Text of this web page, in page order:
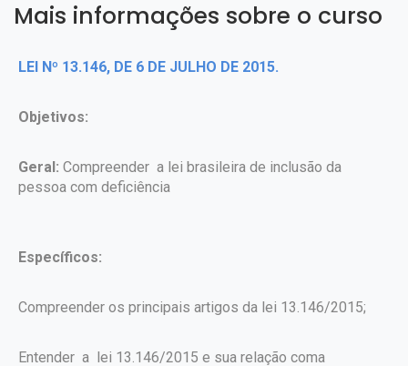
Mais informações sobre o curso
LEI Nº 13.146, DE 6 DE JULHO DE 2015.
Objetivos:
Geral: Compreender a lei brasileira de inclusão da
pessoa com deficiência
Específicos:
Compreender os principais artigos da lei 13.146/2015;
Entender a lei 13.146/2015 e sua relação coma